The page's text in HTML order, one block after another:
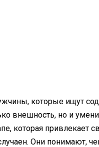
которые ищут
внешность, но и
которая привлекает
Они понимают,